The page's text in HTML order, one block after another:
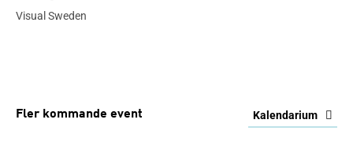
Visual Sweden
Fler kommande event Kalendarium